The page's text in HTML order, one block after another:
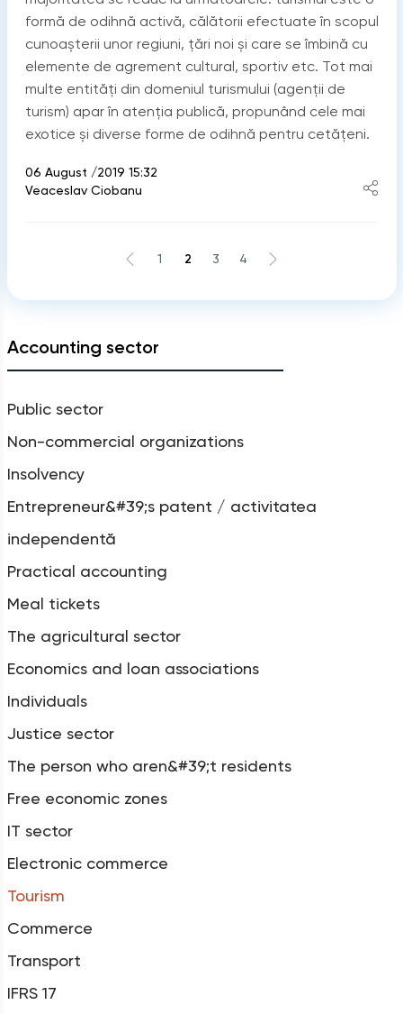
Accounting sector
Public sector
Non-commercial organizations
Insolvency
Entrepreneur&#39;s patent / activitatea
independentă
Practical accounting
Meal tickets
The agricultural sector
Economics and loan associations
Individuals
Justice sector
The person who aren&#39;t residents
Free economic zones
IT sector
Electronic commerce
Tourism
Commerce
Transport
IFRS 17
formă de odihnă activă, călătorii efectuate în scopul
cunoașterii unor regiuni, țări noi și care se îmbină cu
elemente de agrement cultural, sportiv etc. Tot mai
multe entități din domeniul turismului (agenții de
turism) apar în atenția publică, propunând cele mai
exotice și diverse forme de odihnă pentru cetățeni.
06 August /2019 15:32
Veaceslav Ciobanu
1 2 3 4